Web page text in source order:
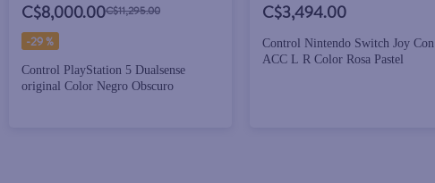
C$8,000.00C$11,295.00
-29 %
Control PlayStation 5 Dualsense
original Color Negro Obscuro
C$3,494.00
Control Nintendo Switch Joy Con
ACC L R Color Rosa Pastel